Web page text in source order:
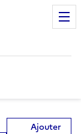
Ajouter